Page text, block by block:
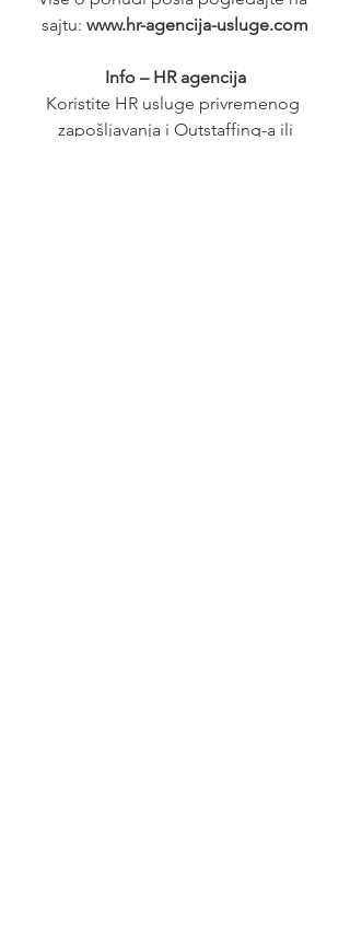
sajtu: www.hr-agencija-usluge.com
Info – HR agencija
Koristite HR usluge privremenog
zapošljavanja i Outstaffing-a ili